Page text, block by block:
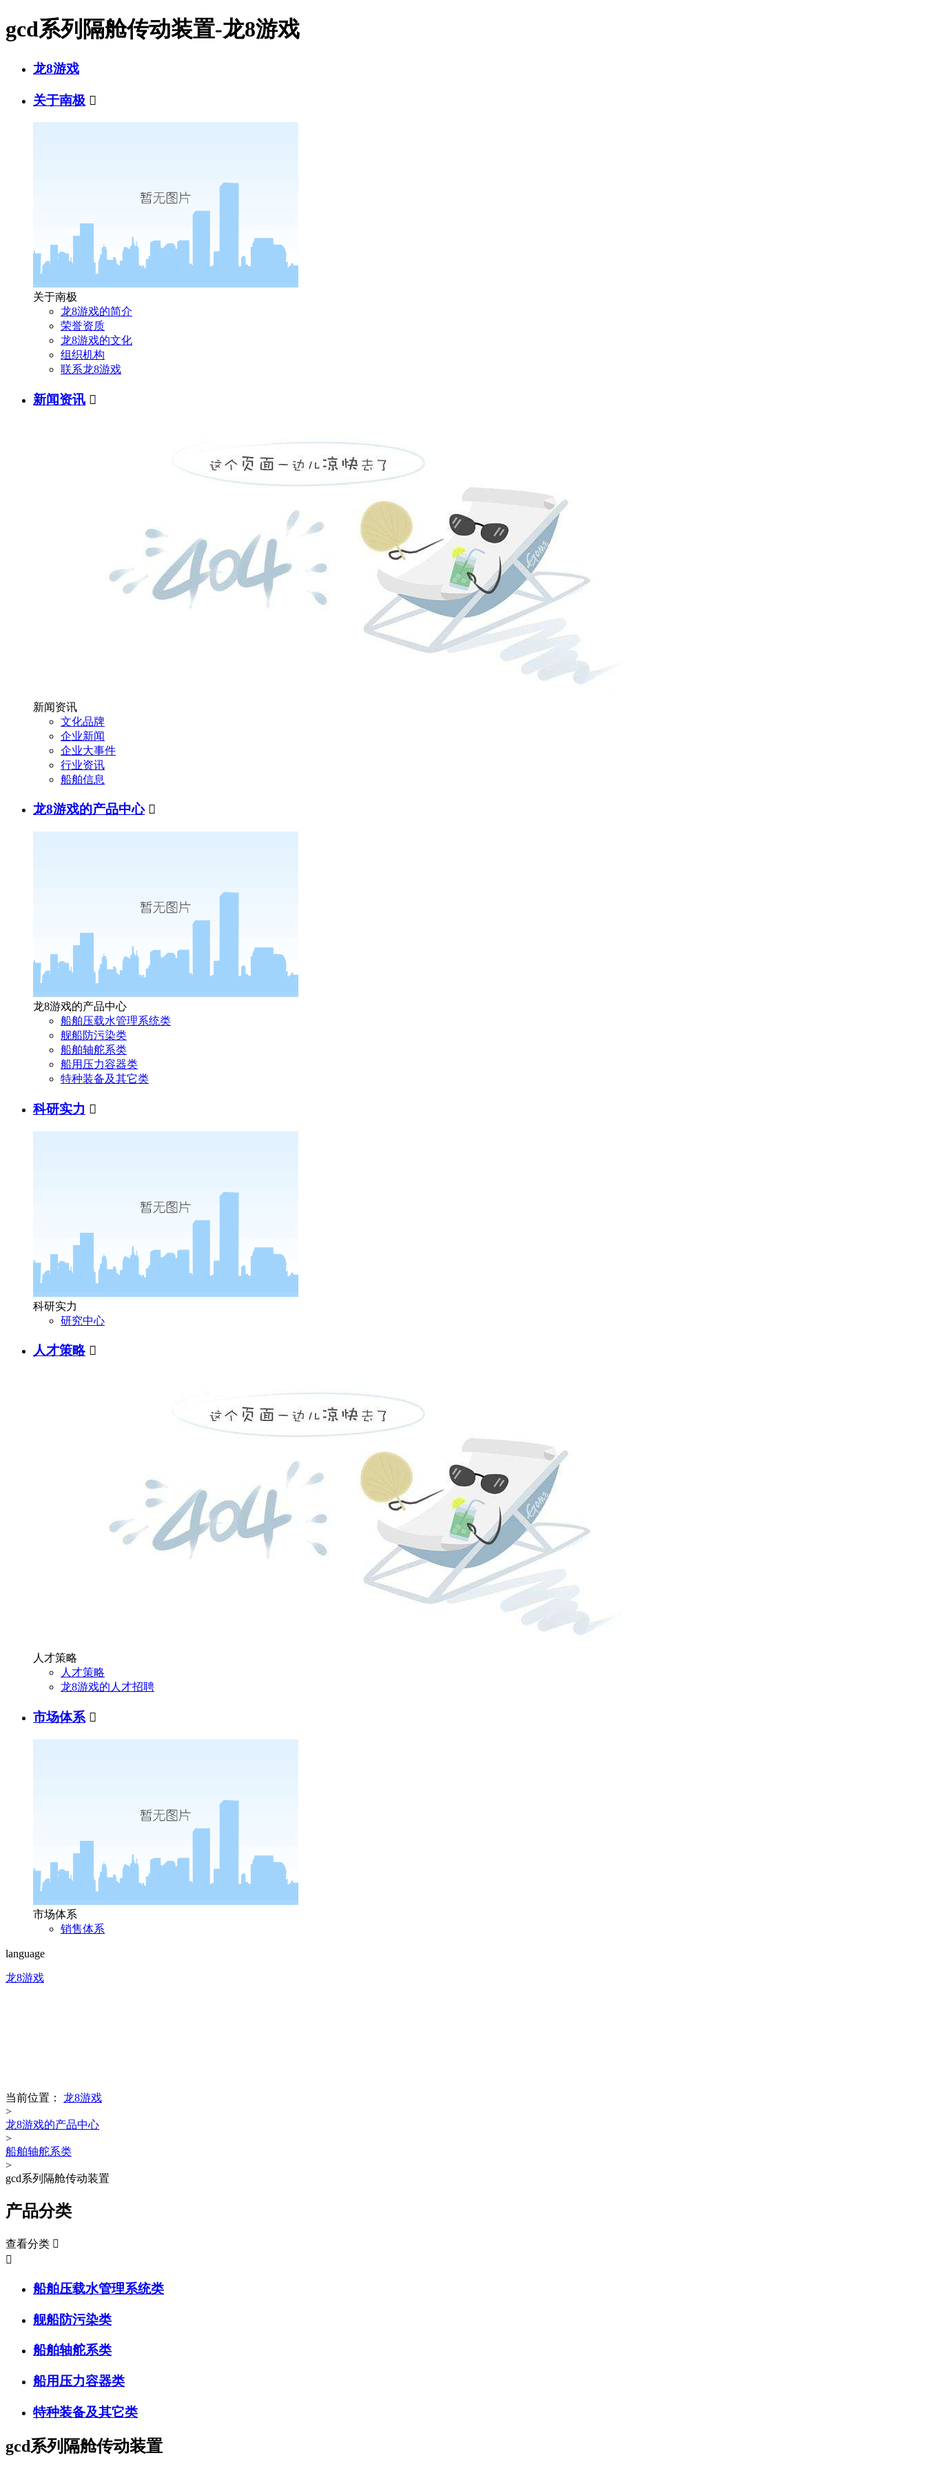
gcd系列隔舱传动装置-龙8游戏
龙8游戏
关于南极 
关于南极
龙8游戏的简介
荣誉资质
龙8游戏的文化
组织机构
联系龙8游戏
新闻资讯 
新闻资讯
文化品牌
企业新闻
企业大事件
行业资讯
船舶信息
龙8游戏的产品中心 
龙8游戏的产品中心
船舶压载水管理系统类
舰船防污染类
船舶轴舵系类
船用压力容器类
特种装备及其它类
科研实力 
科研实力
研究中心
人才策略 
人才策略
人才策略
龙8游戏的人才招聘
市场体系 
市场体系
销售体系
language
龙8游戏
当前位置：
龙8游戏
>
龙8游戏的产品中心
>
船舶轴舵系类
>
gcd系列隔舱传动装置
产品分类
查看分类 

船舶压载水管理系统类
舰船防污染类
船舶轴舵系类
船用压力容器类
特种装备及其它类
gcd系列隔舱传动装置